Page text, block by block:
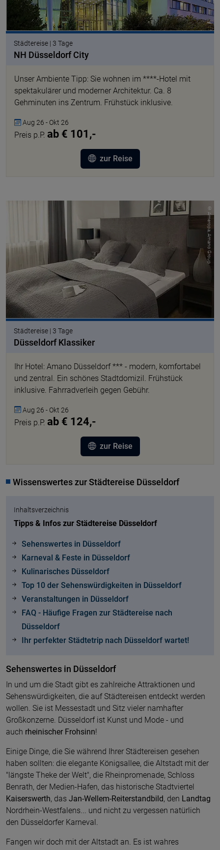
Städtereise | 3 Tage
NH Düsseldorf City
Unser Ambiente Tipp: Sie wohnen im ****-Hotel mit
spektakulärer und moderner Architektur. Ca. 8
Gehminuten ins Zentrum. Frühstück inklusive.
Aug 26 - Okt 26
Preis p.P. ab € 101,-
zur Reise
© Ameropa, Amano Group
Städtereise | 3 Tage
Düsseldorf Klassiker
Ihr Hotel: Amano Düsseldorf *** - modern, komfortabel
und zentral. Ein schönes Stadtdomizil. Frühstück
inklusive. Fahrradverleih gegen Gebühr.
Aug 26 - Okt 26
Preis p.P. ab € 124,-
zur Reise
Wissenswertes zur Städtereise Düsseldorf
Inhaltsverzeichnis
Tipps & Infos zur Städtereise Düsseldorf
Sehenswertes in Düsseldorf
Karneval & Feste in Düsseldorf
Kulinarisches Düsseldorf
Top 10 der Sehenswürdigkeiten in Düsseldorf
Veranstaltungen in Düsseldorf
FAQ - Häufige Fragen zur Städtereise nach
Düsseldorf
Ihr perfekter Städtetrip nach Düsseldorf wartet!
Sehenswertes in Düsseldorf
In und um die Stadt gibt es zahlreiche Attraktionen und
Sehenswürdigkeiten, die auf Städtereisen entdeckt werden
wollen. Sie ist Messestadt und Sitz vieler namhafter
Großkonzerne. Düsseldorf ist Kunst und Mode - und
auch rheinischer Frohsinn!
Einige Dinge, die Sie während Ihrer Städtereisen gesehen
haben sollten: die elegante Königsallee, die Altstadt mit der
"längste Theke der Welt", die Rheinpromenade, Schloss
Benrath, der Medien-Hafen, das historische Stadtviertel
Kaiserswerth, das Jan-Wellem-Reiterstandbild, den Landtag
Nordrhein-Westfalens... und nicht zu vergessen natürlich
den Düsseldorfer Karneval.
Fangen wir doch mit der Altstadt an. Es ist wahres